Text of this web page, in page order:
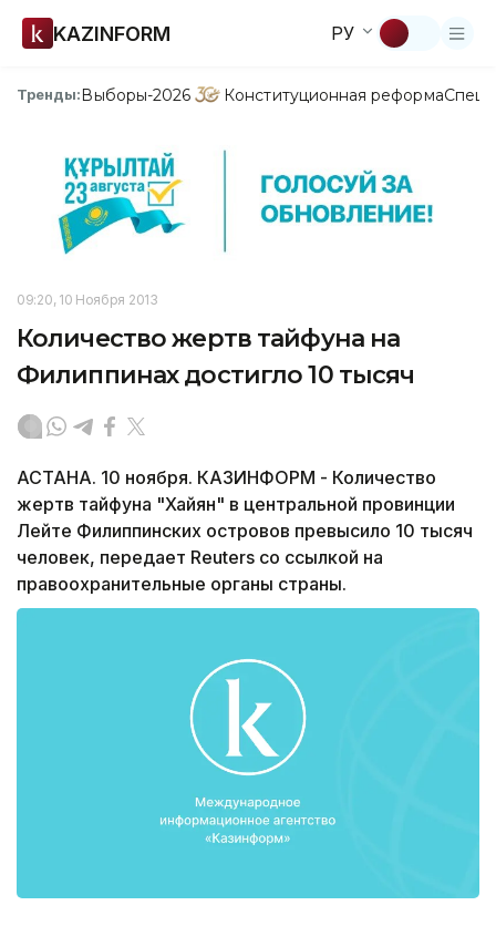
KAZINFORM РУ
Тренды:Выборы-2026 Конституционная реформа
09:20, 10 Ноября 2013
Количество жертв тайфуна на
Филиппинах достигло 10 тысяч
АСТАНА. 10 ноября. КАЗИНФОРМ - Количество
жертв тайфуна "Хайян" в центральной провинции
Лейте Филиппинских островов превысило 10 тысяч
человек, передает Reuters со ссылкой на
правоохранительные органы страны.